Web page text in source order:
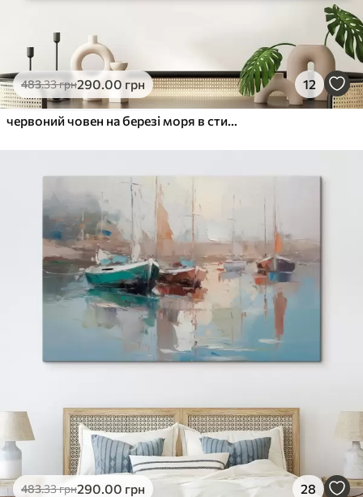
483.33грн290.00 грн 12
червоний човен на березі моря в стилі олійних фарб
483.33грн290.00 грн 28